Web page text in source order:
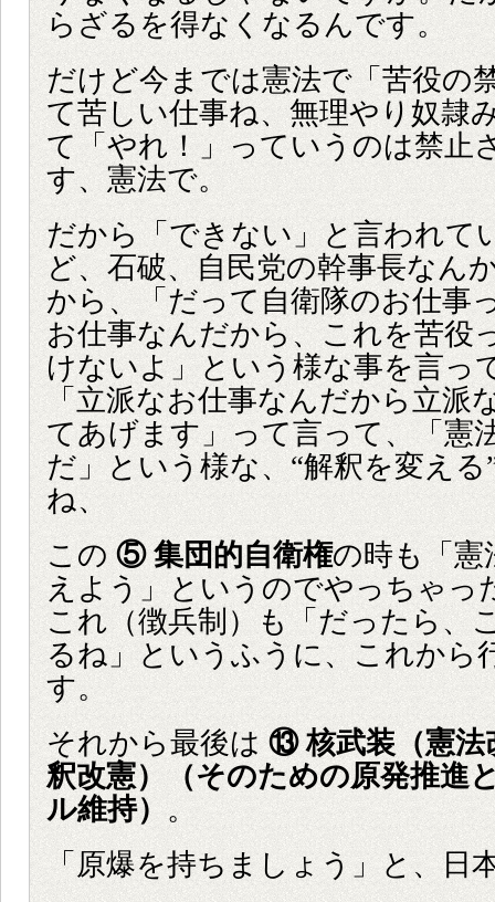
らざるを得なくなるんです。
だけど今までは憲法で「苦役の
て苦しい仕事ね、無理やり奴隷
て「やれ！」っていうのは禁止
す、憲法で。
だから「できない」と言われて
ど、石破、自民党の幹事長なん
から、「だって自衛隊のお仕事
お仕事なんだから、これを苦役
けないよ」という様な事を言っ
「立派なお仕事なんだから立派
てあげます」って言って、「憲
だ」という様な、“解釈を変え
ね、
この⑤ 集団的自衛権の時も「憲
えよう」というのでやっちゃっ
これ（徴兵制）も「だったら、
るね」というふうに、これから
す。
それから最後は ⑬ 核武装（憲法
釈改憲）（そのための原発推進
ル維持） 。
「原爆を持ちましょう」と、日